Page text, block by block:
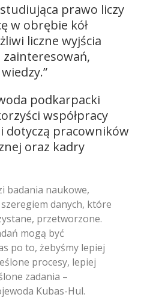
prawo liczy
w obrębie kół
liczne wyjścia
podkarpacki
współpracy
dotyczą pracowników
oraz kadry
badania naukowe,
danych, które
przetworzone.
mogą być
po to, żebyśmy lepiej
procesy, lepiej
zadania –
Kubas-Hul.